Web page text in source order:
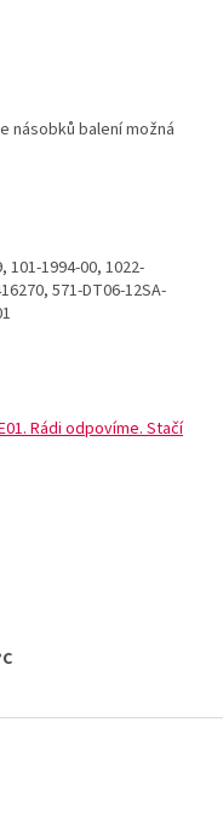
násobků balení možná
101-1994-00, 1022-
571-DT06-12SA-
Rádi odpovíme. Stačí